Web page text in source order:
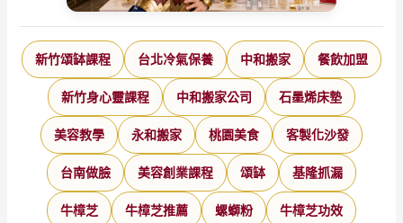
新竹頌缽課程 台北冷氣保養 中和搬家 餐飲加盟
新竹身心靈課程 中和搬家公司 石墨烯床墊
美容教學 永和搬家 桃園美食 客製化沙發
台南做臉 美容創業課程 頌缽 基隆抓漏
牛樟芝 牛樟芝推薦 螺螄粉 牛樟芝功效